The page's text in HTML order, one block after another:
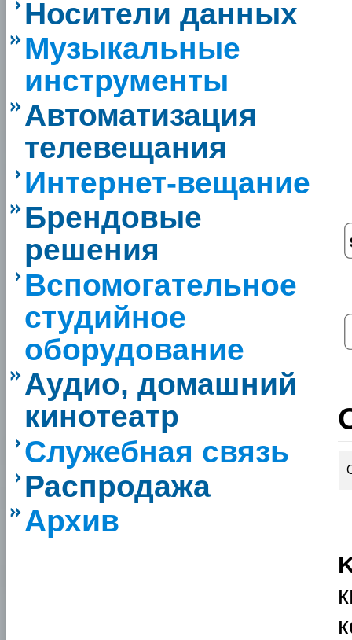
Носители данных
Музыкальные
инструменты
Автоматизация
телевещания
Интернет-вещание
Брендовые
решения
Вспомогательное
студийное
оборудование
Аудио, домашний
кинотеатр
Служебная связь
Распродажа
Архив